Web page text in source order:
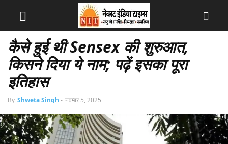
कैसे हुई थी Sensex की शुरुआत,
किसने दिया ये नाम; पढ़ें इसका पूरा
इतिहास
By Shweta Singh - नवम्बर 5, 2025